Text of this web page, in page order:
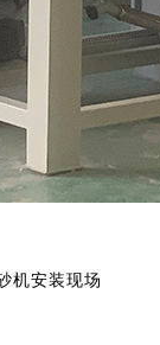
机安装现场